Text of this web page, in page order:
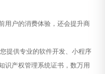
用户的消费体验，还会提升商
提供专业的软件开发、小程序
产权管理系统证书，数万用